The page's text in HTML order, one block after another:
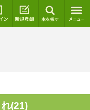
ログイン 新規登録
(21)